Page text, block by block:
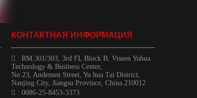
КОНТАКТНАЯ ИНФОРМАЦИЯ
 : RM.301/303, 3rd FL Block B, Viseen Yuhua
Technology & Business Center,
No 23, Andemen Street, Yu hua Tai District,
Nanjing City, Jiangsu Province, China.210012
 : 0086-25-8453-3373